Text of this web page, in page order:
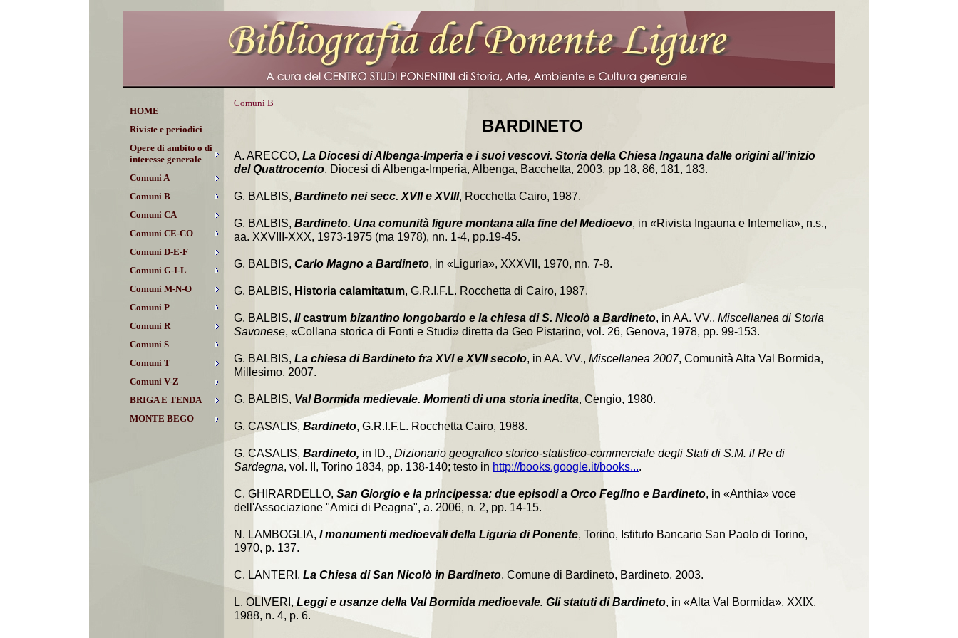
HOME
Riviste e periodici
Opere di ambito o di
interesse generale
Comuni A
Comuni B
Comuni CA
Comuni CE-CO
Comuni D-E-F
Comuni G-I-L
Comuni M-N-O
Comuni P
Comuni R
Comuni S
Comuni T
Comuni V-Z
BRIGA E TENDA
MONTE BEGO
Comuni B
BARDINETO
A. ARECCO, La Diocesi di Albenga-Imperia e i suoi vescovi. Storia della Chiesa Ingauna dalle origini all'inizio
del Quattrocento, Diocesi di Albenga-Imperia, Albenga, Bacchetta, 2003, pp 18, 86, 181, 183.
G. BALBIS, Bardineto nei secc. XVII e XVIII, Rocchetta Cairo, 1987.
G. BALBIS, Bardineto. Una comunità ligure montana alla fine del Medioevo, in «Rivista Ingauna e Intemelia», n.s.,
aa. XXVIII-XXX, 1973-1975 (ma 1978), nn. 1-4, pp.19-45.
G. BALBIS, Carlo Magno a Bardineto, in «Liguria», XXXVII, 1970, nn. 7-8.
G. BALBIS, Historia calamitatum, G.R.I.F.L. Rocchetta di Cairo, 1987.
G. BALBIS, Ilcastrum bizantino longobardo e la chiesa di S. Nicolò a Bardineto, in AA. VV., Miscellanea di Storia
Savonese, «Collana storica di Fonti e Studi» diretta da Geo Pistarino, vol. 26, Genova, 1978, pp. 99-153.
G. BALBIS, La chiesa di Bardineto fra XVI e XVII secolo, in AA. VV., Miscellanea 2007, Comunità Alta Val Bormida,
Millesimo, 2007.
G. BALBIS, Val Bormida medievale. Momenti di una storia inedita, Cengio, 1980.
G. CASALIS, Bardineto, G.R.I.F.L. Rocchetta Cairo, 1988.
G. CASALIS, Bardineto, in ID., Dizionario geografico storico-statistico-commerciale degli Stati di S.M. il Re di
Sardegna, vol. II, Torino 1834, pp. 138-140; testo in http://books.google.it/books....
C. GHIRARDELLO, San Giorgio e la principessa: due episodi a Orco Feglino e Bardineto, in «Anthia» voce
dell'Associazione "Amici di Peagna", a. 2006, n. 2, pp. 14-15.
N. LAMBOGLIA, I monumenti medioevali della Liguria di Ponente, Torino, Istituto Bancario San Paolo di Torino,
1970, p. 137.
C. LANTERI, La Chiesa di San Nicolò in Bardineto, Comune di Bardineto, Bardineto, 2003.
L. OLIVERI, Leggi e usanze della Val Bormida medioevale. Gli statuti di Bardineto, in «Alta Val Bormida», XXIX,
1988, n. 4, p. 6.